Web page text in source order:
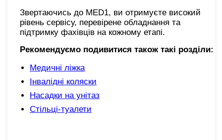
Звертаючись до MED1, ви отримуєте високий
рівень сервісу, перевірене обладнання та
підтримку фахівців на кожному етапі.
Рекомендуємо подивитися також такі розділи:
Медичні ліжка
Інвалідні коляски
Насадки на унітаз
Стільці-туалети